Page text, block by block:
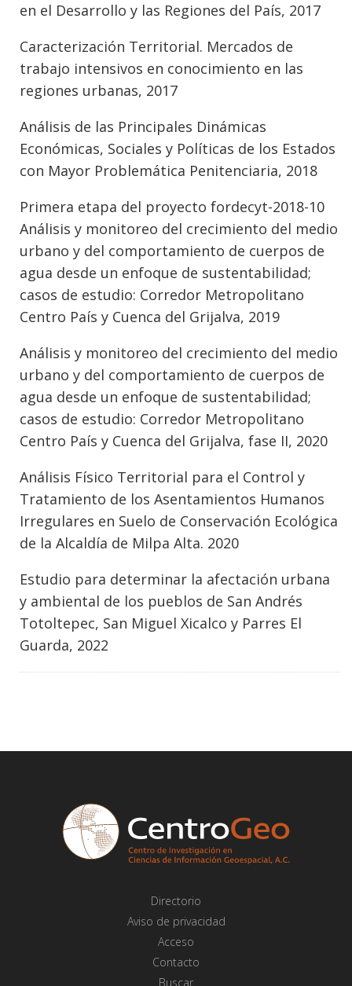
en el Desarrollo y las Regiones del País, 2017
Caracterización Territorial. Mercados de
trabajo intensivos en conocimiento en las
regiones urbanas, 2017
Análisis de las Principales Dinámicas
Económicas, Sociales y Políticas de los Estados
con Mayor Problemática Penitenciaria, 2018
Primera etapa del proyecto fordecyt-2018-10
Análisis y monitoreo del crecimiento del medio
urbano y del comportamiento de cuerpos de
agua desde un enfoque de sustentabilidad;
casos de estudio: Corredor Metropolitano
Centro País y Cuenca del Grijalva, 2019
Análisis y monitoreo del crecimiento del medio
urbano y del comportamiento de cuerpos de
agua desde un enfoque de sustentabilidad;
casos de estudio: Corredor Metropolitano
Centro País y Cuenca del Grijalva, fase II, 2020
Análisis Físico Territorial para el Control y
Tratamiento de los Asentamientos Humanos
Irregulares en Suelo de Conservación Ecológica
de la Alcaldía de Milpa Alta. 2020
Estudio para determinar la afectación urbana
y ambiental de los pueblos de San Andrés
Totoltepec, San Miguel Xicalco y Parres El
Guarda, 2022
Directorio
Aviso de privacidad
Acceso
Contacto
Buscar